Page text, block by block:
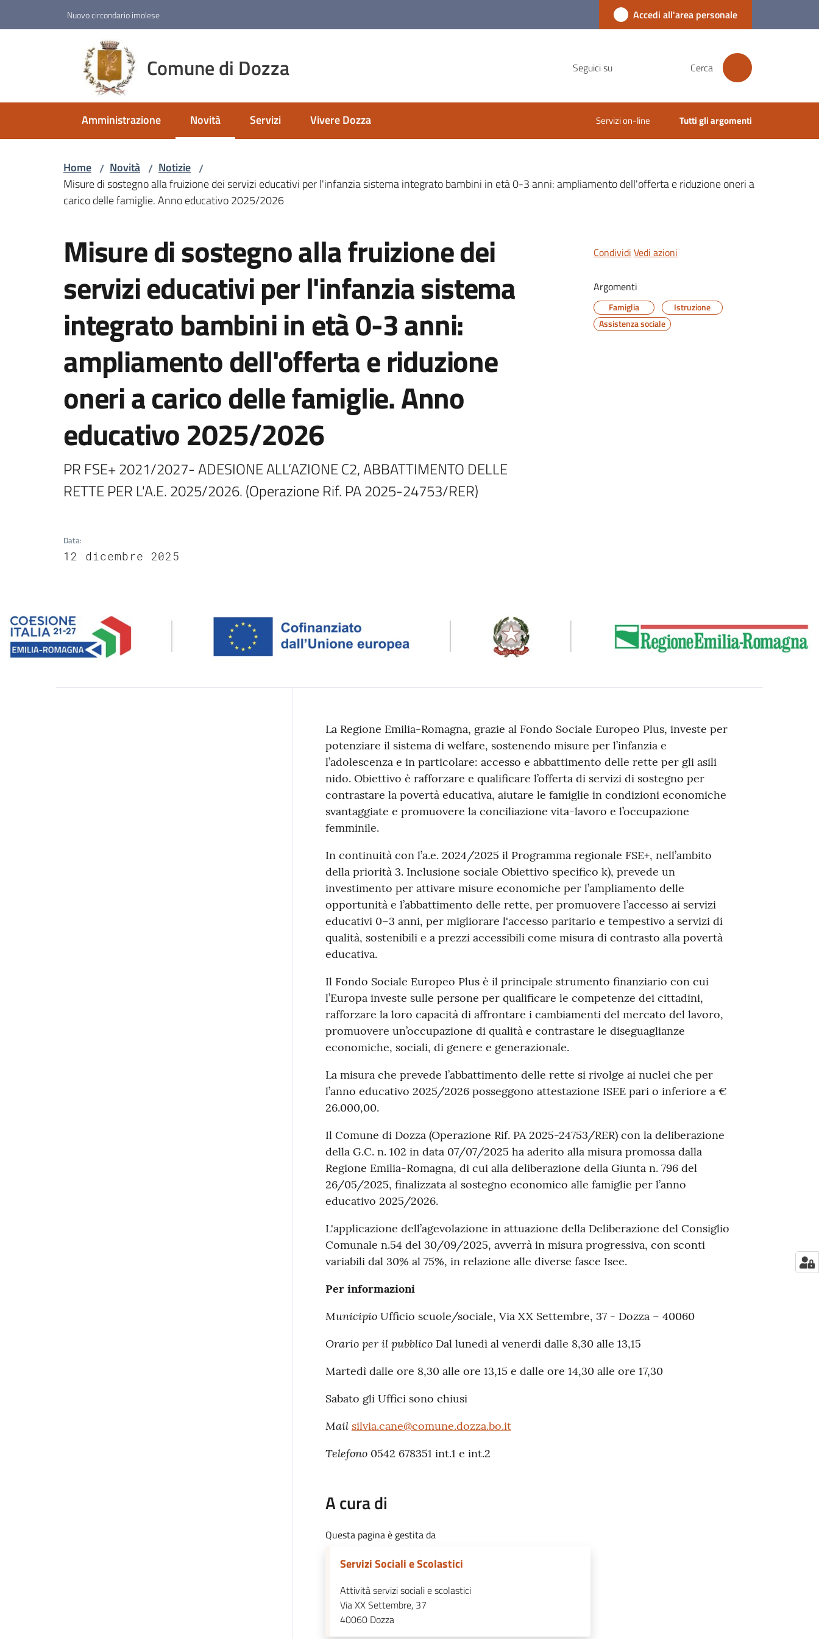
Nuovo circondario imolese Accedi all'area personale
Comune di Dozza Seguici su Cerca
Amministrazione Novità
Menu selezionato
Servizi Vivere Dozza Servizi on-line Tutti gli argomenti
Home / Novità / Notizie /
Misure di sostegno alla fruizione dei servizi educativi per l'infanzia sistema integrato bambini in età 0-3 anni: ampliamento dell'offerta e riduzione oneri a
carico delle famiglie. Anno educativo 2025/2026
Misure di sostegno alla fruizione dei
servizi educativi per l'infanzia sistema
integrato bambini in età 0-3 anni:
ampliamento dell'offerta e riduzione
oneri a carico delle famiglie. Anno
educativo 2025/2026
PR FSE+ 2021/2027- ADESIONE ALL’AZIONE C2, ABBATTIMENTO DELLE
RETTE PER L'A.E. 2025/2026. (Operazione Rif. PA 2025-24753/RER)
Data:
12 dicembre 2025
Condividi Vedi azioni
Argomenti
Famiglia
Istruzione
Assistenza sociale
Contenuto
La Regione Emilia-Romagna, grazie al Fondo Sociale Europeo Plus, investe per
potenziare il sistema di welfare, sostenendo misure per l’infanzia e
l’adolescenza e in particolare: accesso e abbattimento delle rette per gli asili
nido. Obiettivo è rafforzare e qualificare l’offerta di servizi di sostegno per
contrastare la povertà educativa, aiutare le famiglie in condizioni economiche
svantaggiate e promuovere la conciliazione vita-lavoro e l’occupazione
femminile.
In continuità con l’a.e. 2024/2025 il Programma regionale FSE+, nell’ambito
della priorità 3. Inclusione sociale Obiettivo specifico k), prevede un
investimento per attivare misure economiche per l’ampliamento delle
opportunità e l’abbattimento delle rette, per promuovere l’accesso ai servizi
educativi 0–3 anni, per migliorare l'accesso paritario e tempestivo a servizi di
qualità, sostenibili e a prezzi accessibili come misura di contrasto alla povertà
educativa.
Il Fondo Sociale Europeo Plus è il principale strumento finanziario con cui
l’Europa investe sulle persone per qualificare le competenze dei cittadini,
rafforzare la loro capacità di affrontare i cambiamenti del mercato del lavoro,
promuovere un’occupazione di qualità e contrastare le diseguaglianze
economiche, sociali, di genere e generazionale.
La misura che prevede l’abbattimento delle rette si rivolge ai nuclei che per
l’anno educativo 2025/2026 posseggono attestazione ISEE pari o inferiore a €
26.000,00.
Il Comune di Dozza (Operazione Rif. PA 2025-24753/RER) con la deliberazione
della G.C. n. 102 in data 07/07/2025 ha aderito alla misura promossa dalla
Regione Emilia-Romagna, di cui alla deliberazione della Giunta n. 796 del
26/05/2025, finalizzata al sostegno economico alle famiglie per l’anno
educativo 2025/2026.
L'applicazione dell’agevolazione in attuazione della Deliberazione del Consiglio
Comunale n.54 del 30/09/2025, avverrà in misura progressiva, con sconti
variabili dal 30% al 75%, in relazione alle diverse fasce Isee.
Per informazioni
MunicipioUfficio scuole/sociale, Via XX Settembre, 37 - Dozza – 40060
Orario per il pubblicoDal lunedì al venerdì dalle 8,30 alle 13,15
Martedì dalle ore 8,30 alle ore 13,15 e dalle ore 14,30 alle ore 17,30
Sabato gli Uffici sono chiusi
Mail silvia.cane@comune.dozza.bo.it
Telefono0542 678351 int.1 e int.2
A cura di
Questa pagina è gestita da
Servizi Sociali e Scolastici
Attività servizi sociali e scolastici
Via XX Settembre, 37
40060 Dozza